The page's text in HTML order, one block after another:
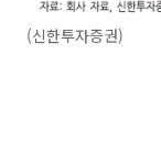
(신한투자증권)